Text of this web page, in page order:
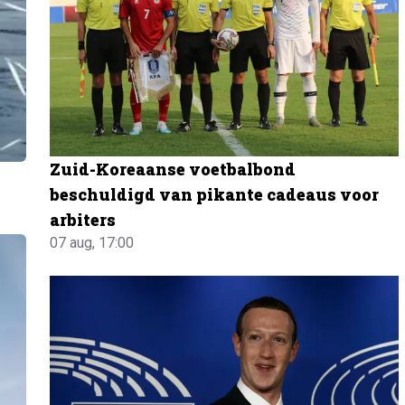
Zuid-Koreaanse voetbalbond
beschuldigd van pikante cadeaus voor
arbiters
07 aug, 17:00